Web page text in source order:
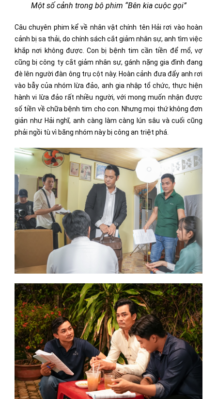
Một số cảnh trong bộ phim “Bên kia cuộc gọi”
Câu chuyên phim kể về nhân vật chính tên Hải rơi vào hoàn
cảnh bị sa thải, do chính sách cắt giảm nhân sự, anh tìm việc
khắp nơi không được. Con bị bệnh tim cần tiền để mổ, vợ
cũng bị công ty cắt giảm nhân sự, gánh nặng gia đình đang
đè lên người đàn ông trụ cột này. Hoàn cảnh đưa đẩy anh rơi
vào bẫy của nhóm lừa đảo, anh gia nhập tổ chức, thực hiện
hành vi lừa đảo rất nhiều người, với mong muốn nhận được
số tiền về chữa bệnh tim cho con. Nhưng mọi thứ không đơn
giản như Hải nghĩ, anh càng làm càng lún sâu và cuối cũng
phải ngồi tù vì băng nhóm này bị công an triệt phá.